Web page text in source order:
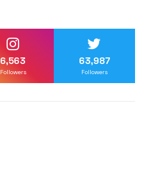
6,563
Followers
63,987
Followers